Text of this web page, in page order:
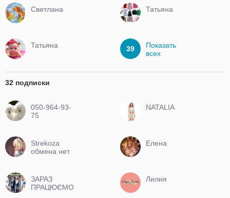
Светлана Татьяна
Татьяна 39
Показать
всех
32 подписки
050-964-93-
75
NATALIA
Strekoza
обмена нет
Елена
ЗАРАЗ
ПРАЦЮЄМО
Лилия